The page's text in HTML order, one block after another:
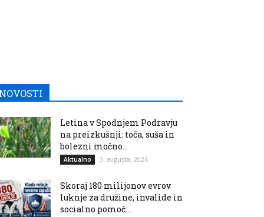
Letina v Spodnjem Podravju
na preizkušnji: toča, suša in
bolezni močno...
Aktualno 3. avgusta, 2026
Skoraj 180 milijonov evrov
luknje za družine, invalide in
socialno pomoč:...